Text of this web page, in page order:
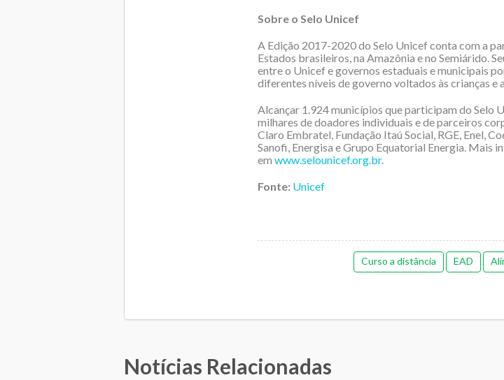
Sobre o Selo Unicef
A Edição 2017-2020 do Selo Unicef conta com a
Estados brasileiros, na Amazônia e no Semiárido.
entre o Unicef e governos estaduais e municipais
diferentes níveis de governo voltados às crianças e
Alcançar 1.924 municípios que participam do Selo
milhares de doadores individuais e de parceiros
Claro Embratel, Fundação Itaú Social, RGE, Enel,
Sanofi, Energisa e Grupo Equatorial Energia. Mais
em www.selounicef.org.br.
Fonte: Unicef
Curso a distância EAD
Notícias Relacionadas